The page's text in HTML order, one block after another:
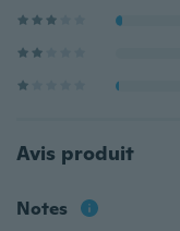
Avis produit
Notes